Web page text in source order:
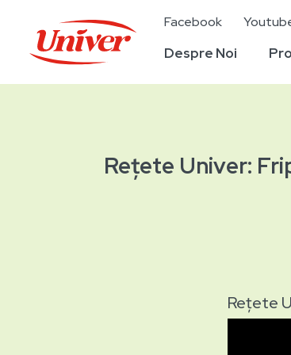
Facebook
Despre Noi
Rețete Univer:
Rețete